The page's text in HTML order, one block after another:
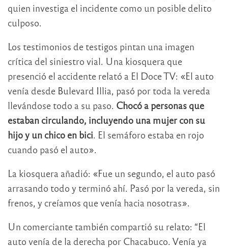
quien investiga el incidente como un posible delito
culposo.
Los testimonios de testigos pintan una imagen
crítica del siniestro vial. Una kiosquera que
presenció el accidente relató a El Doce TV: «El auto
venía desde Bulevard Illia, pasó por toda la vereda
llevándose todo a su paso. Chocó a personas que
estaban circulando, incluyendo una mujer con su
hijo y un chico en bici. El semáforo estaba en rojo
cuando pasó el auto».
La kiosquera añadió: «Fue un segundo, el auto pasó
arrasando todo y terminó ahí. Pasó por la vereda, sin
frenos, y creíamos que venía hacia nosotras».
Un comerciante también compartió su relato: “El
auto venía de la derecha por Chacabuco. Venía ya